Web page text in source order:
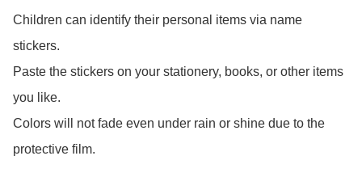
Children can identify their personal items via name
stickers.
Paste the stickers on your stationery, books, or other items
you like.
Colors will not fade even under rain or shine due to the
protective film.